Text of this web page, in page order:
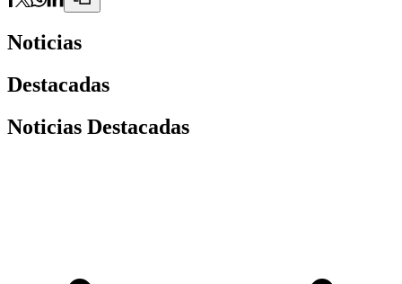
Noticias
Destacadas
Noticias Destacadas